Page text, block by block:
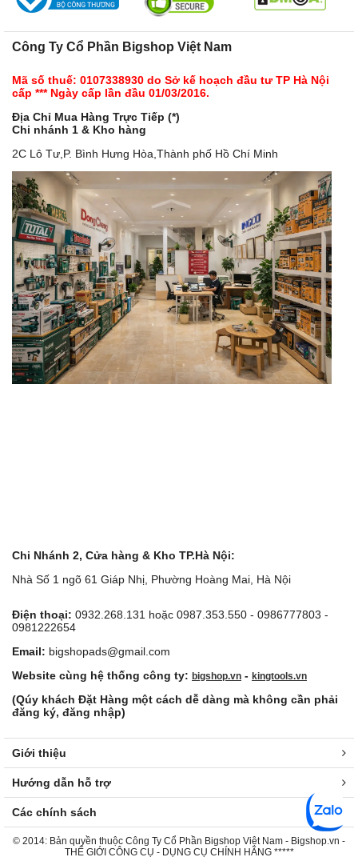
Công Ty Cổ Phần Bigshop Việt Nam
Mã số thuế: 0107338930 do Sở kế hoạch đầu tư TP Hà Nội
cấp *** Ngày cấp lần đầu 01/03/2016.
Địa Chỉ Mua Hàng Trực Tiếp (*)
Chi nhánh 1 & Kho hàng
2C Lô Tư,P. Bình Hưng Hòa,Thành phố Hồ Chí Minh
Chi Nhánh 2, Cửa hàng & Kho TP.Hà Nội:
Nhà Số 1 ngõ 61 Giáp Nhị, Phường Hoàng Mai, Hà Nội
Điện thoại: 0932.268.131 hoặc 0987.353.550 - 0986777803 -
0981222654
Email: bigshopads@gmail.com
Website cùng hệ thống công ty: bigshop.vn - kingtools.vn
(Qúy khách Đặt Hàng một cách dễ dàng mà không cần phải
đăng ký, đăng nhập)
Giới thiệu
Hướng dẫn hỗ trợ
Các chính sách
© 2014: Bản quyền thuộc Công Ty Cổ Phần Bigshop Việt Nam - Bigshop.vn -
THẾ GIỚI CÔNG CỤ - DỤNG CỤ CHÍNH HÃNG *****